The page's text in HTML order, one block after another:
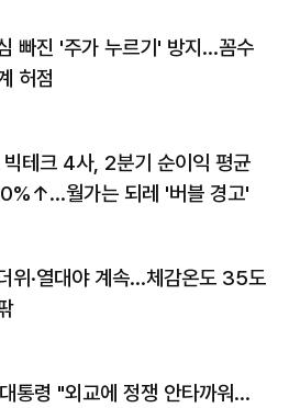
빠진 '주가 누르기' 방지…꼼수
허점
테크 4사, 2분기 순이익 평균
월가는 되레 '버블 경고'
위·열대야 계속…체감온도 35도
통령 "외교에 정쟁 안타까워…